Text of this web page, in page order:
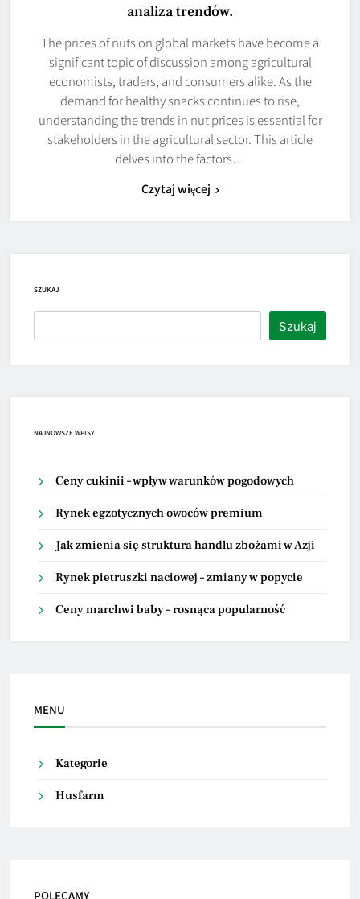
analiza trendów.
The prices of nuts on global markets have become a
significant topic of discussion among agricultural
economists, traders, and consumers alike. As the
demand for healthy snacks continues to rise,
understanding the trends in nut prices is essential for
stakeholders in the agricultural sector. This article
delves into the factors…
Czytaj więcej
SZUKAJ
Szukaj
NAJNOWSZE WPISY
Ceny cukinii – wpływ warunków pogodowych
Rynek egzotycznych owoców premium
Jak zmienia się struktura handlu zbożami w Azji
Rynek pietruszki naciowej – zmiany w popycie
Ceny marchwi baby – rosnąca popularność
MENU
Kategorie
Husfarm
POLECAMY